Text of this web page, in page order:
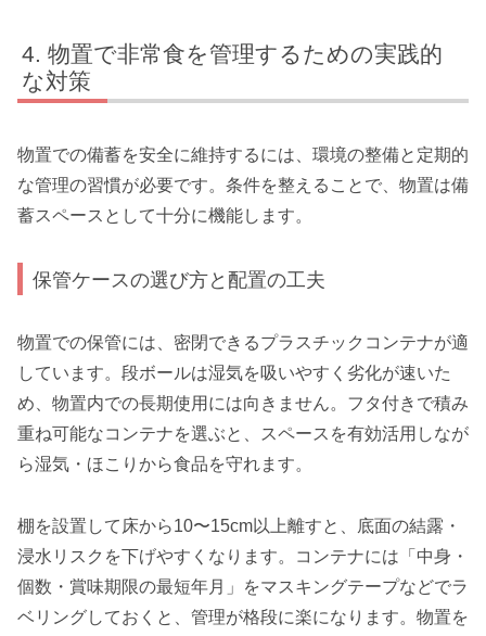
物置で非常食を管理するための実践的
な対策
物置での備蓄を安全に維持するには、環境の整備と定期的
な管理の習慣が必要です。条件を整えることで、物置は備
蓄スペースとして十分に機能します。
保管ケースの選び方と配置の工夫
物置での保管には、密閉できるプラスチックコンテナが適
しています。段ボールは湿気を吸いやすく劣化が速いた
め、物置内での長期使用には向きません。フタ付きで積み
重ね可能なコンテナを選ぶと、スペースを有効活用しなが
ら湿気・ほこりから食品を守れます。
棚を設置して床から10〜15cm以上離すと、底面の結露・
浸水リスクを下げやすくなります。コンテナには「中身・
個数・賞味期限の最短年月」をマスキングテープなどでラ
ベリングしておくと、管理が格段に楽になります。物置を